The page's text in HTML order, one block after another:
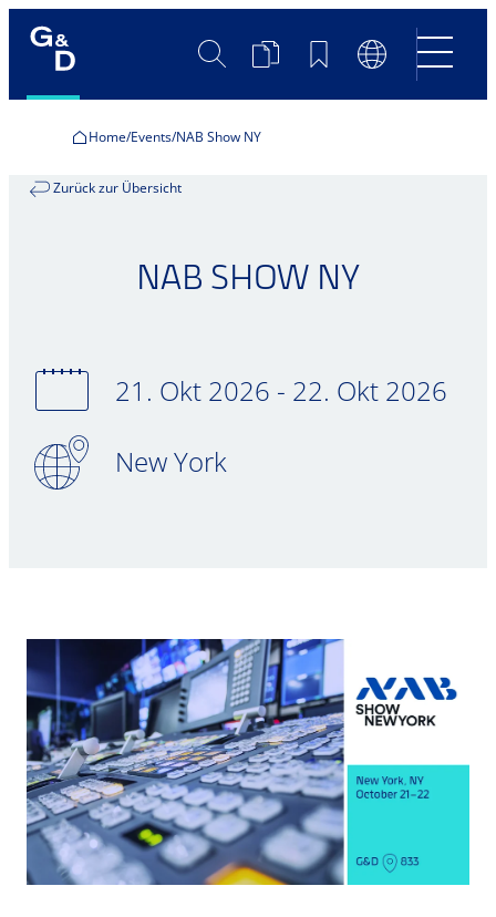
SucheProduktvergleich
Merkliste
Home Events NAB Show NY
Zurück zur Übersicht
NAB SHOW NY
21. Okt 2026 - 22. Okt 2026
New York